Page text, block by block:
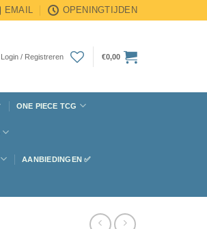
EMAIL OPENINGTIJDEN
Login / Registreren €0,00
ONE PIECE TCG
AANBIEDINGEN ✅